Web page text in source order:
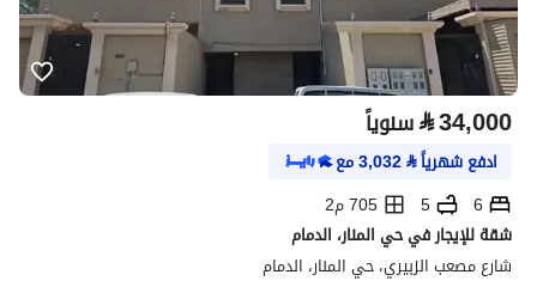
⃁34,000 سنوياً
ادفع شهرياً⃁
3,032مع
6
5
705 م2
شقة للإيجار في حي المنار، الدمام
شارع مصعب الزبيري، حي المنار، الدمام